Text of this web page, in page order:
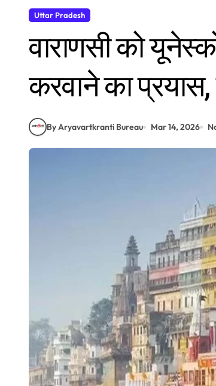
Uttar Pradesh
वाराणसी को
करवाने का प्रयास,
By Aryavartkranti Bureau Mar 14, 2026